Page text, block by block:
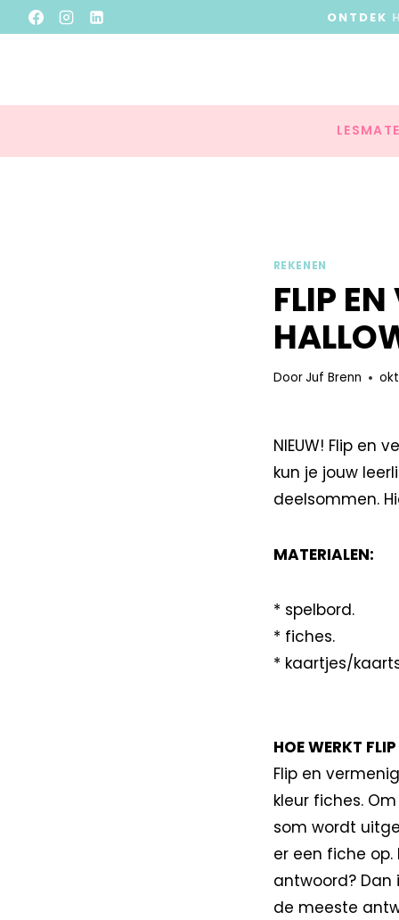
ONTDEK
REKENEN
FLIP
DoorJuf Brenn
NIEUW! Flip en
kun je jouw
deelsommen.
MATERIALEN:
* spelbord.
* fiches.
* kaartjes/
HOE WERKT
Flip en
kleur fiches.
som wordt
er een fiche
antwoord? Dan
de meeste